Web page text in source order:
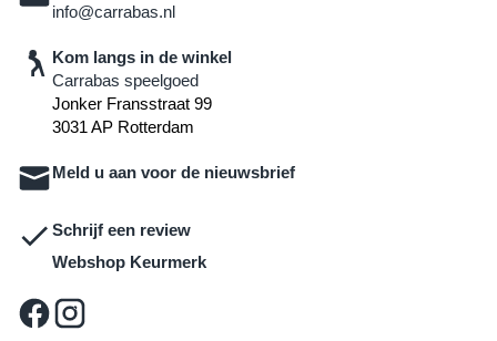
info@carrabas.nl
Kom langs in de winkel
Carrabas speelgoed
Jonker Fransstraat 99
3031 AP Rotterdam
Meld u aan voor de nieuwsbrief
Schrijf een review
Webshop Keurmerk